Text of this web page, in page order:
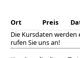
Ort Preis
Die Kursdaten
rufen Sie uns an!